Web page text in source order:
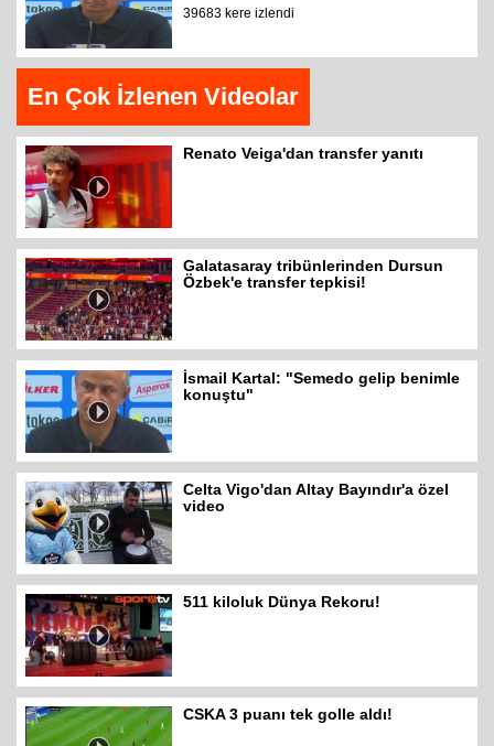
39683 kere izlendi
En Çok İzlenen Videolar
Renato Veiga'dan transfer yanıtı
Galatasaray tribünlerinden Dursun
Özbek'e transfer tepkisi!
İsmail Kartal: "Semedo gelip benimle
konuştu"
Celta Vigo'dan Altay Bayındır'a özel
video
511 kiloluk Dünya Rekoru!
CSKA 3 puanı tek golle aldı!